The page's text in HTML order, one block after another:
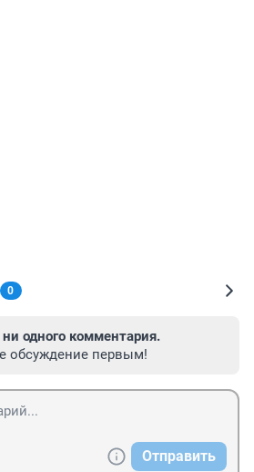
0
одного комментария.
обсуждение первым!
Отправить